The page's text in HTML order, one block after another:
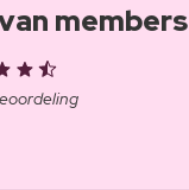
members